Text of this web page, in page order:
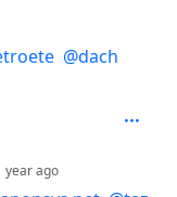
@dach
year ago